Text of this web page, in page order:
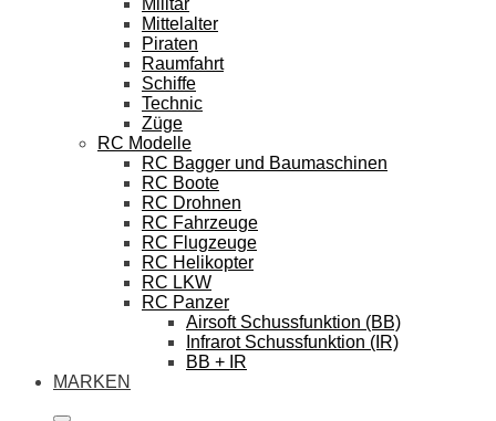
Militär
Mittelalter
Piraten
Raumfahrt
Schiffe
Technic
Züge
RC Modelle
RC Bagger und Baumaschinen
RC Boote
RC Drohnen
RC Fahrzeuge
RC Flugzeuge
RC Helikopter
RC LKW
RC Panzer
Airsoft Schussfunktion (BB)
Infrarot Schussfunktion (IR)
BB + IR
MARKEN